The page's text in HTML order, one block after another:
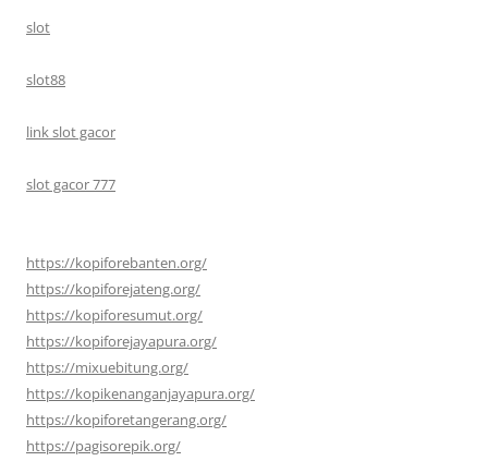
slot
slot88
link slot gacor
slot gacor 777
https://kopiforebanten.org/
https://kopiforejateng.org/
https://kopiforesumut.org/
https://kopiforejayapura.org/
https://mixuebitung.org/
https://kopikenanganjayapura.org/
https://kopiforetangerang.org/
https://pagisorepik.org/